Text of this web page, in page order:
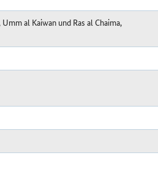
al Kaiwan und Ras al Chaima,